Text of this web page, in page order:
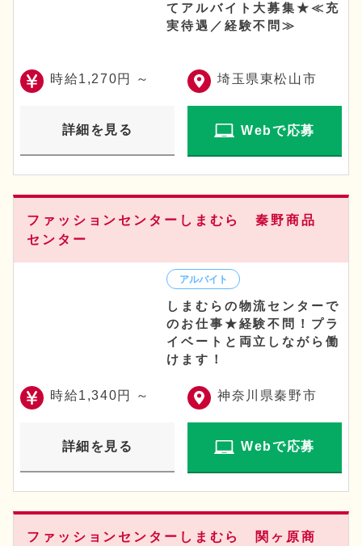
てアルバイト大募集★≪充
実待遇／経験不問≫
時給1,270円 ～ 埼玉県東松山市
詳細を見る Webで応募
ファッションセンターしまむら 秦野商品
センター
しまむらの物流センターで
のお仕事★経験不問！プラ
イベートと両立しながら働
けます！
時給1,340円 ～ 神奈川県秦野市
詳細を見る Webで応募
ファッションセンターしまむら 関ヶ原商